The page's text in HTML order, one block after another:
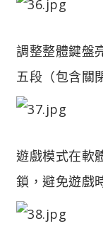
調整整體鍵盤
五段（包含關
遊戲模式在軟
鎖，避免遊戲